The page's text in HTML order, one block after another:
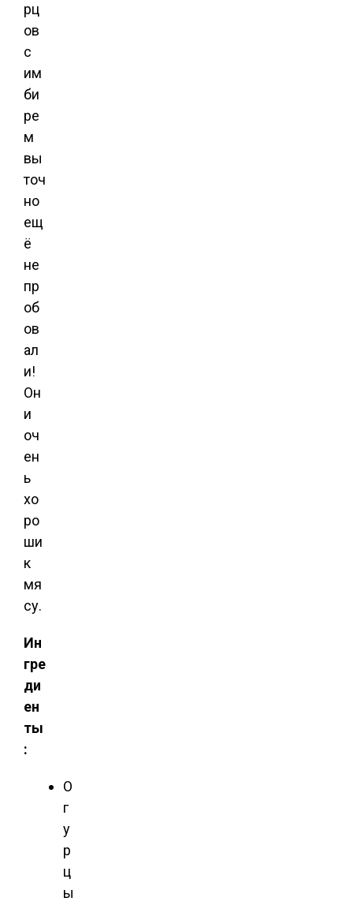
рц
ов
с
им
би
ре
м
вы
точ
но
ещ
ё
не
пр
об
ов
ал
и!
Он
и
оч
ен
ь
хо
ро
ши
к
мя
су.
Ин
гре
ди
ен
ты
:
О
г
у
р
ц
ы